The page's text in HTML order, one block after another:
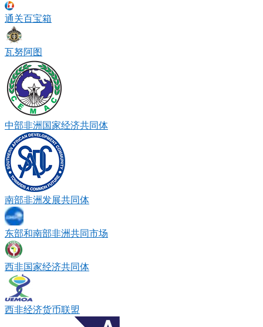
通关百宝箱
瓦努阿图
中部非洲国家经济共同体
南部非洲发展共同体
东部和南部非洲共同市场
西非国家经济共同体
西非经济货币联盟